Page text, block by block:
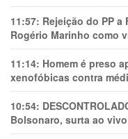
11:57: Rejeição do PP
Rogério Marinho como
11:14: Homem é preso
xenofóbicas contra
10:54:
Bolsonaro, surta ao